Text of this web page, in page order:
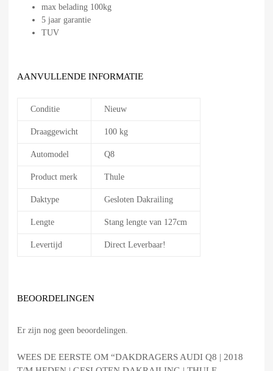
max belading 100kg
5 jaar garantie
TUV
AANVULLENDE INFORMATIE
Conditie Nieuw
Draaggewicht 100 kg
Automodel Q8
Product merk Thule
Daktype Gesloten Dakrailing
Lengte Stang lengte van 127cm
Levertijd Direct Leverbaar!
BEOORDELINGEN
Er zijn nog geen beoordelingen.
WEES DE EERSTE OM “DAKDRAGERS AUDI Q8 | 2018